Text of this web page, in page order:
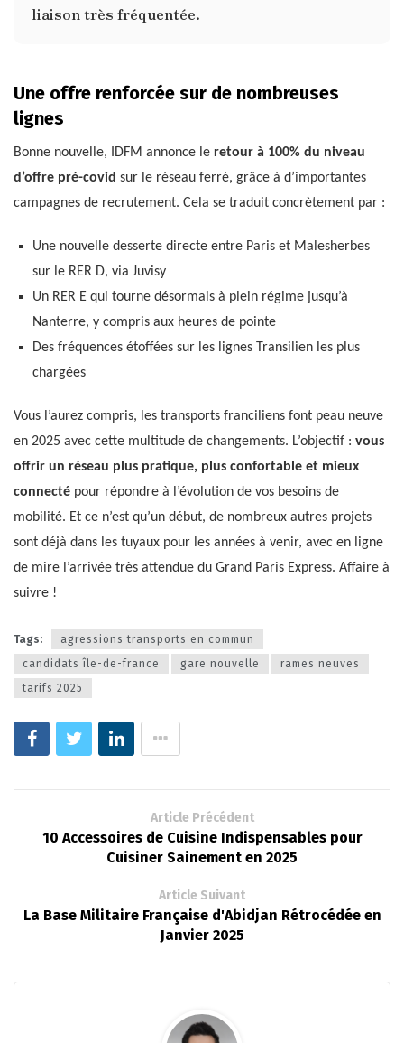
liaison très fréquentée.
Une offre renforcée sur de nombreuses
lignes
Bonne nouvelle, IDFM annonce le retour à 100% du niveau
d’offre pré-covid sur le réseau ferré, grâce à d’importantes
campagnes de recrutement. Cela se traduit concrètement par :
Une nouvelle desserte directe entre Paris et Malesherbes
sur le RER D, via Juvisy
Un RER E qui tourne désormais à plein régime jusqu’à
Nanterre, y compris aux heures de pointe
Des fréquences étoffées sur les lignes Transilien les plus
chargées
Vous l’aurez compris, les transports franciliens font peau neuve
en 2025 avec cette multitude de changements. L’objectif : vous
offrir un réseau plus pratique, plus confortable et mieux
connecté pour répondre à l’évolution de vos besoins de
mobilité. Et ce n’est qu’un début, de nombreux autres projets
sont déjà dans les tuyaux pour les années à venir, avec en ligne
de mire l’arrivée très attendue du Grand Paris Express. Affaire à
suivre !
Tags:
agressions transports en commun
candidats île-de-france
gare nouvelle
rames neuves
tarifs 2025
Article Précédent
10 Accessoires de Cuisine Indispensables pour
Cuisiner Sainement en 2025
Article Suivant
La Base Militaire Française d'Abidjan Rétrocédée en
Janvier 2025